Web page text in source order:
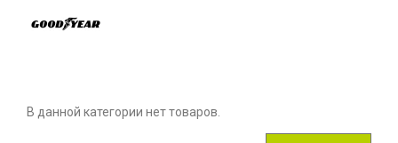
В данной категории нет товаров.